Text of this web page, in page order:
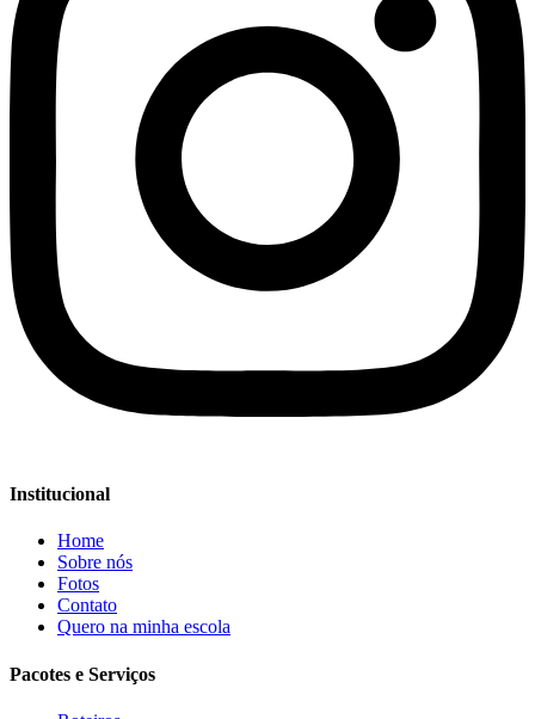
Institucional
Home
Sobre nós
Fotos
Contato
Quero na minha escola
Pacotes e Serviços